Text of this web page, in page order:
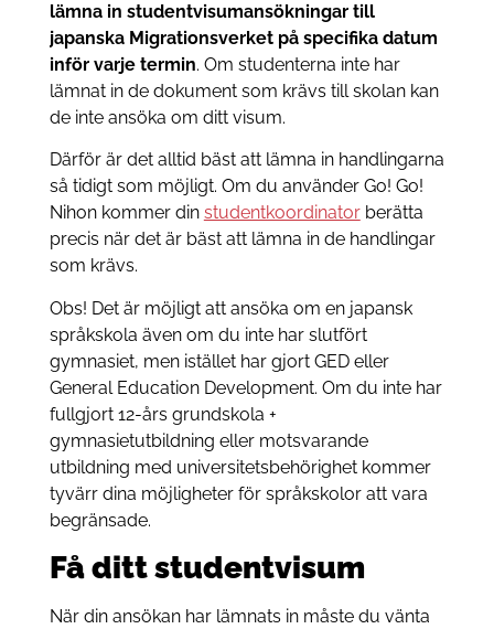
lämna in studentvisumansökningar till
japanska Migrationsverket på specifika datum
inför varje termin. Om studenterna inte har
lämnat in de dokument som krävs till skolan kan
de inte ansöka om ditt visum.
Därför är det alltid bäst att lämna in handlingarna
så tidigt som möjligt. Om du använder Go! Go!
Nihon kommer din studentkoordinatorberätta
precis när det är bäst att lämna in de handlingar
som krävs.
Obs! Det är möjligt att ansöka om en japansk
språkskola även om du inte har slutfört
gymnasiet, men istället har gjort GED eller
General Education Development. Om du inte har
fullgjort 12-års grundskola +
gymnasietutbildning eller motsvarande
utbildning med universitetsbehörighet kommer
tyvärr dina möjligheter för språkskolor att vara
begränsade.
Få ditt studentvisum
När din ansökan har lämnats in måste du vänta